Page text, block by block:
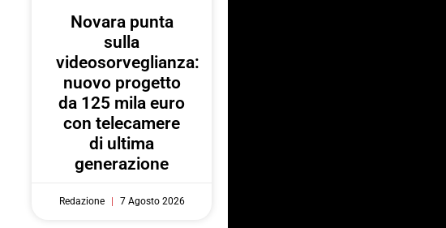
Novara punta
sulla
videosorveglianza:
nuovo progetto
da 125 mila euro
con telecamere
di ultima
generazione
Redazione 7 Agosto 2026